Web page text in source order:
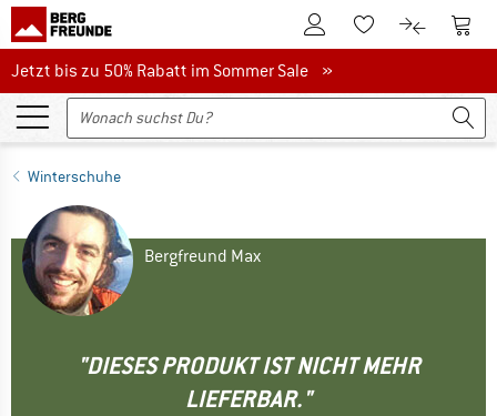
Zum KundenkontoZum Merkzettel.
Zum Zum
Jetzt bis zu 50% Rabatt im Sommer Sale
Jetzt bis zu 50% Rabatt im Sommer Sale »
Winterschuhe
Bergfreund Max
"DIESES PRODUKT IST NICHT MEHR
LIEFERBAR."